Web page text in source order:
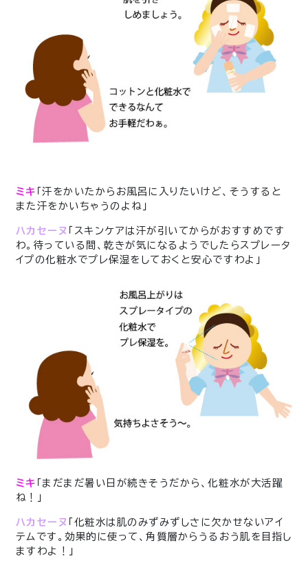
ミキ 「汗をかいたからお風呂に入りたいけど、そうすると
また汗をかいちゃうのよね」
ハカセーヌ 「スキンケアは汗が引いてからがおすすめです
わ。待っている間、乾きが気になるようでしたらスプレータ
イプの化粧水でプレ保湿をしておくと安心ですわよ」
ミキ
「まだまだ暑い日が続きそうだから、化粧水が大活躍
ね！」
ハカセーヌ 「化粧水は肌のみずみずしさに欠かせないアイ
テムです。効果的に使って、角質層からうるおう肌を目指し
ますわよ！」